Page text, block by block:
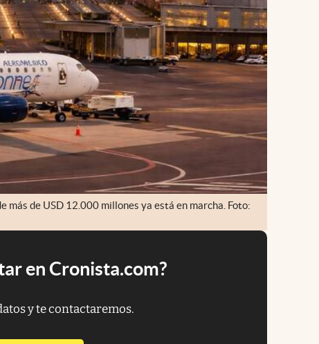
de USD 12.000 millones ya está en marcha. Foto:
en Cronista.com?
y te contactaremos.